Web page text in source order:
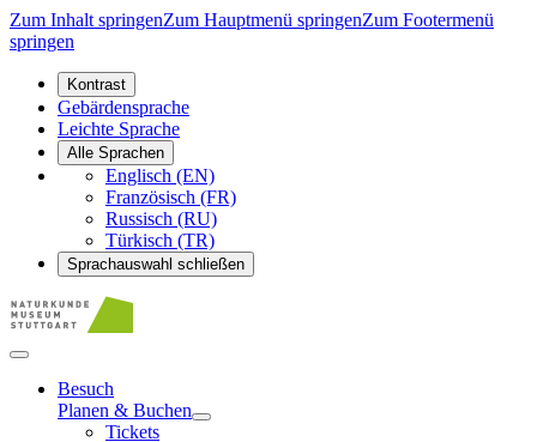
Zum Inhalt springenZum Hauptmenü springenZum Footermenü
springen
Kontrast
Gebärdensprache
Leichte Sprache
Alle Sprachen
Englisch (EN)
Französisch (FR)
Russisch (RU)
Türkisch (TR)
Sprachauswahl schließen
Besuch
Planen & Buchen
Tickets